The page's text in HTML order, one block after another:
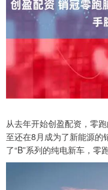
从去年开始创盈配资，零
至还在8月成为了新能源的
了“B”系列的纯电新车，零